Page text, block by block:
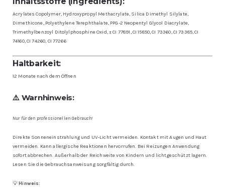
Acrylates Copolymer, Hydroxypropyl Methacrylate, Silica Dimethyl Silylate,
Dimethicone, Polyethylene Terephthalate, PPG-2 Neopentyl Glycol Diacrylate,
Trimethylbenzoyl Ditolylphosphine Oxid,± CI 77891, CI 15850, CI 73360, CI 73385, CI
74160, CI 74260, CI 77266
Haltbarkeit:
12 Monate nach dem Öffnen
⚠️ Warnhinweis:
Nur für den professionellen Gebrauch!
Direkte Sonneneinstrahlung und UV-Licht vermeiden. Kontakt mit Augen und Haut
vermeiden. Kann allergische Reaktionen hervorrufen. Bei Reizungen Anwendung
sofort abbrechen. Außerhalb der Reichweite von Kindern und lichtgeschützt lagern.
Lesen Sie die Gebrauchsanweisung sorgfältig durch.
💡Hinweis: